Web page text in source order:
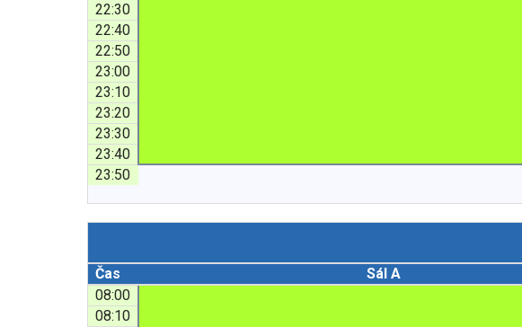
22:30
22:40
22:50
23:00
23:10
23:20
23:30
23:40
23:50
Čas Sál A
08:00
08:10